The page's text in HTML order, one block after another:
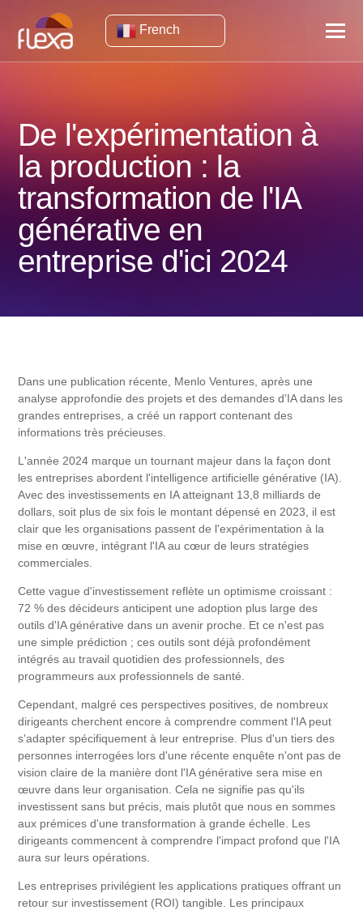
French
De l'expérimentation à
la production : la
transformation de l'IA
générative en
entreprise d'ici 2024
Dans une publication récente, Menlo Ventures, après une
analyse approfondie des projets et des demandes d’IA dans les
grandes entreprises, a créé un rapport contenant des
informations très précieuses.
L'année 2024 marque un tournant majeur dans la façon dont
les entreprises abordent l'intelligence artificielle générative (IA).
Avec des investissements en IA atteignant 13,8 milliards de
dollars, soit plus de six fois le montant dépensé en 2023, il est
clair que les organisations passent de l'expérimentation à la
mise en œuvre, intégrant l'IA au cœur de leurs stratégies
commerciales.
Cette vague d'investissement reflète un optimisme croissant :
72 % des décideurs anticipent une adoption plus large des
outils d'IA générative dans un avenir proche. Et ce n'est pas
une simple prédiction ; ces outils sont déjà profondément
intégrés au travail quotidien des professionnels, des
programmeurs aux professionnels de santé.
Cependant, malgré ces perspectives positives, de nombreux
dirigeants cherchent encore à comprendre comment l'IA peut
s'adapter spécifiquement à leur entreprise. Plus d'un tiers des
personnes interrogées lors d'une récente enquête n'ont pas de
vision claire de la manière dont l'IA générative sera mise en
œuvre dans leur organisation. Cela ne signifie pas qu'ils
investissent sans but précis, mais plutôt que nous en sommes
aux prémices d'une transformation à grande échelle. Les
dirigeants commencent à comprendre l'impact profond que l'IA
aura sur leurs opérations.
Les entreprises privilégient les applications pratiques offrant un
retour sur investissement (ROI) tangible. Les principaux